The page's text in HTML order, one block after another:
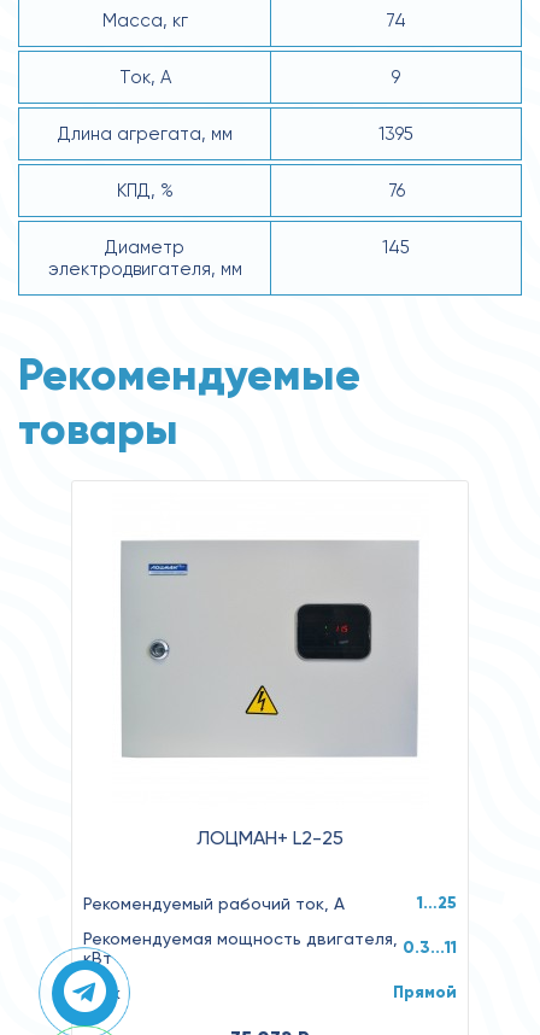
Масса, кг 74
Ток, А 9
Длина агрегата, мм 1395
КПД, % 76
Диаметр
электродвигателя, мм
145
Рекомендуемые
товары
ЛОЦМАН+ L2-25
Рекомендуемый рабочий ток, А 1…25
Рекомендуемая мощность двигателя,
кВт
0.3...11
Пуск Прямой